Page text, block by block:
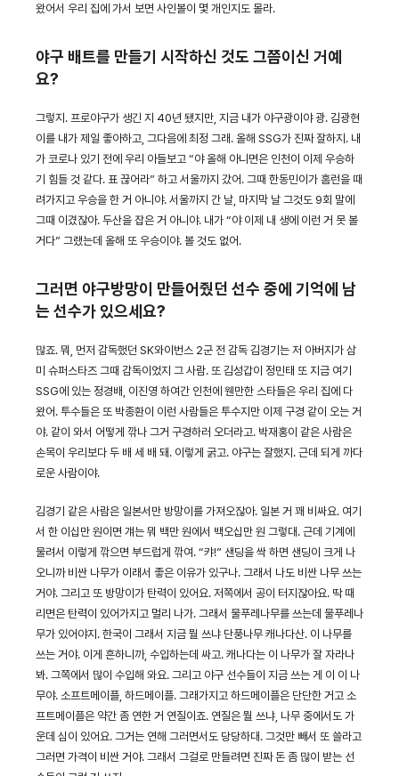
왔어서 우리 집에 가서 보면 사인볼이 몇 개인지도 몰라.
야구 배트를 만들기 시작하신 것도 그쯤이신 거예
요?
그렇지. 프로야구가 생긴 지 40년 됐지만, 지금 내가 야구광이야 광. 김광현
이를 내가 제일 좋아하고, 그다음에 최정 그래. 올해 SSG가 진짜 잘하지. 내
가 코로나 있기 전에 우리 아들보고 “야 올해 아니면은 인천이 이제 우승하
기 힘들 것 같다. 표 끊어라” 하고 서울까지 갔어. 그때 한동민이가 홈런을 때
려가지고 우승을 한 거 아니야. 서울까지 간 날, 마지막 날 그것도 9회 말에
그때 이겼잖아. 두산을 잡은 거 아니야. 내가 “야 이제 내 생에 이런 거 못 볼
거다” 그랬는데 올해 또 우승이야. 볼 것도 없어.
그러면 야구방망이 만들어줬던 선수 중에 기억에 남
는 선수가 있으세요?
많죠. 뭐, 먼저 감독했던 SK와이번스 2군 전 감독 김경기는 저 아버지가 삼
미 슈퍼스타즈 그때 감독이었지 그 사람. 또 김성갑이 정민태 또 지금 여기
SSG에 있는 정경배, 이진영 하여간 인천에 웬만한 스타들은 우리 집에 다
왔어. 투수들은 또 박종환이 이런 사람들은 투수지만 이제 구경 같이 오는 거
야. 같이 와서 어떻게 깎나 그거 구경하러 오더라고. 박재홍이 같은 사람은
손목이 우리보다 두 배 세 배 돼. 이렇게 굵고. 야구는 잘했지. 근데 되게 까다
로운 사람이야.
김경기 같은 사람은 일본서만 방망이를 가져오잖아. 일본 거 꽤 비싸요. 여기
서 한 이십만 원이면 걔는 뭐 백만 원에서 백오십만 원 그렇대. 근데 기계에
물려서 이렇게 깎으면 부드럽게 깎여. “캬!” 샌딩을 싹 하면 샌딩이 크게 나
오니까 비싼 나무가 이래서 좋은 이유가 있구나. 그래서 나도 비싼 나무 쓰는
거야. 그리고 또 방망이가 탄력이 있어요. 저쪽에서 공이 터지잖아요. 딱 때
리면은 탄력이 있어가지고 멀리 나가. 그래서 물푸레나무를 쓰는데 물푸레나
무가 있어야지. 한국이 그래서 지금 뭘 쓰냐 단풍나무 캐나다산. 이 나무를
쓰는 거야. 이게 흔하니까, 수입하는데 싸고. 캐나다는 이 나무가 잘 자라나
봐. 그쪽에서 많이 수입해 와요. 그리고 야구 선수들이 지금 쓰는 게 이 이 나
무야. 소프트메이플, 하드메이플. 그래가지고 하드메이플은 단단한 거고 소
프트메이플은 약간 좀 연한 거 연질이죠. 연질은 뭘 쓰냐, 나무 중에서도 가
운데 심이 있어요. 그거는 연해 그러면서도 당당하대. 그것만 빼서 또 쓸라고
그러면 가격이 비싼 거야. 그래서 그걸로 만들려면 진짜 돈 좀 많이 받는 선